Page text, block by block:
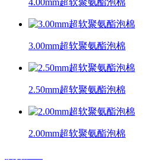
3.00mm超软聚氨酯泡棉
2.50mm超软聚氨酯泡棉
2.00mm超软聚氨酯泡棉